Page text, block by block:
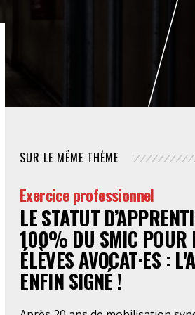
POLICE / MAINTIEN DE
PROCÉDURE CIVILE
SUR LE MÊME THÈME
Exercice professionnel
LE STATUT
100% DU SMIC POUR
ÉLÈVES AVOCAT·ES :
ENFIN SIGNÉ !